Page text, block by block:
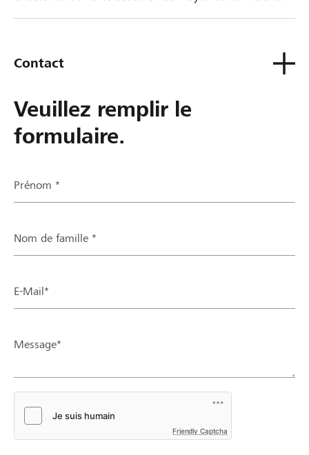
Contact
Veuillez remplir le
formulaire.
Prénom *
Nom de famille *
E-Mail*
Message*
Friendly Captcha